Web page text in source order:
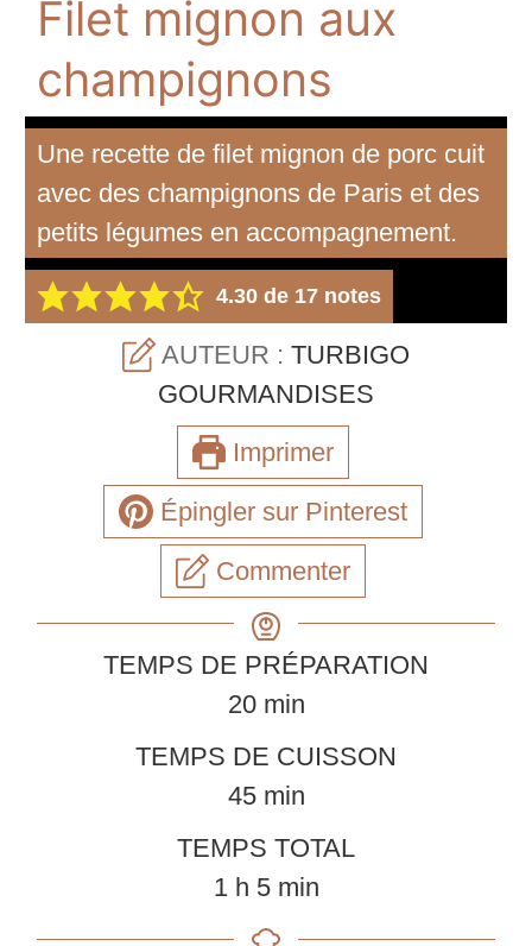
Filet mignon aux
champignons
Une recette de filet mignon de porc cuit
avec des champignons de Paris et des
petits légumes en accompagnement.
4.30 de 17 notes
AUTEUR :TURBIGO
GOURMANDISES
Imprimer
Épingler sur Pinterest
Commenter
TEMPS DE PRÉPARATION
20minutes
min
TEMPS DE CUISSON
45minutes
min
TEMPS TOTAL
1 heure
h 5minutes
min